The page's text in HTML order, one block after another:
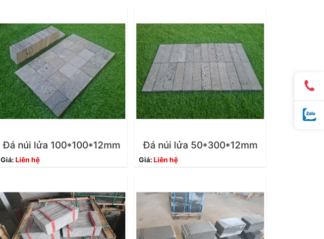
Đá núi lửa 100*100*12mm
Giá:Liên hệ
Đá núi lửa 50*300*12mm
Giá:Liên hệ